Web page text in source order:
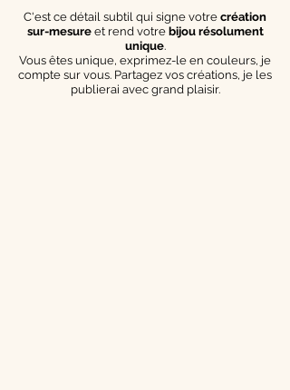
C'est ce détail subtil qui signe votre création
sur-mesureet rend votre bijou résolument
unique.
Vous êtes unique, exprimez-le en couleurs, je
compte sur vous. Partagez vos créations, je les
publierai avec grand plaisir.